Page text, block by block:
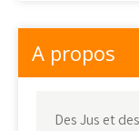
A propos
Des Jus et